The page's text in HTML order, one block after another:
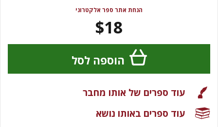
הנחת אתר ספר אלקטרוני
$18
הוספה לסל
עוד ספרים של אותו מחבר
עוד ספרים באותו נושא